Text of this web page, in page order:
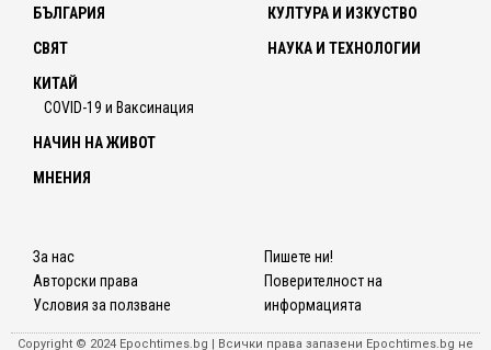
БЪЛГАРИЯ
СВЯТ
КИТАЙ
COVID-19 и Ваксинация
КУЛТУРА И ИЗКУСТВО
НАУКА И ТЕХНОЛОГИИ
НАЧИН НА ЖИВОТ
МНЕНИЯ
За нас
Авторски права
Условия за ползване
Пишете ни!
Поверителност на
информацията
Copyright © 2024 Epochtimes.bg | Всички права запазени Epochtimes.bg не